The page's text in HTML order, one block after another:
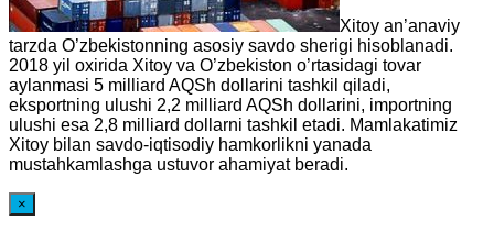
Xitoy an’anaviy
tarzda O’zbekistonning asosiy savdo sherigi hisoblanadi.
2018 yil oxirida Xitoy va O’zbekiston o’rtasidagi tovar
aylanmasi 5 milliard AQSh dollarini tashkil qiladi,
eksportning ulushi 2,2 milliard AQSh dollarini, importning
ulushi esa 2,8 milliard dollarni tashkil etadi. Mamlakatimiz
Xitoy bilan savdo-iqtisodiy hamkorlikni yanada
mustahkamlashga ustuvor ahamiyat beradi.
×